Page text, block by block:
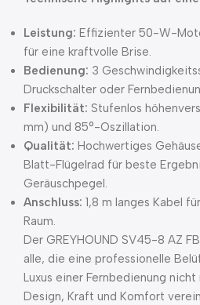
Leistung: Effizienter 50-W-
für eine kraftvolle Brise.
Bedienung: 3
Druckschalter oder
Flexibilität: Stufenlos
mm) und 85°-Oszillation.
Qualität: Hochwertiges
Blatt-Flügelrad für beste
Geräuschpegel.
Anschluss: 1,8 m langes Kabel
Raum.
Der GREYHOUND SV45-8 AZ
alle, die eine professionelle
Luxus einer Fernbedienung
Design, Kraft und Komfort